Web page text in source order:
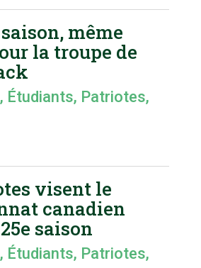
même
la troupe de
, Étudiants, Patriotes,
visent le
canadien
saison
, Étudiants, Patriotes,